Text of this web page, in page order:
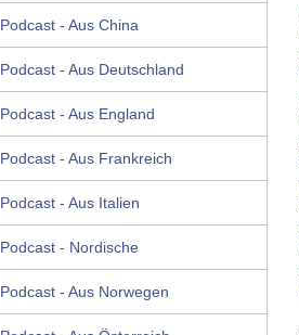
Podcast - Aus China
Podcast - Aus Deutschland
Podcast - Aus England
Podcast - Aus Frankreich
Podcast - Aus Italien
Podcast - Nordische
Podcast - Aus Norwegen